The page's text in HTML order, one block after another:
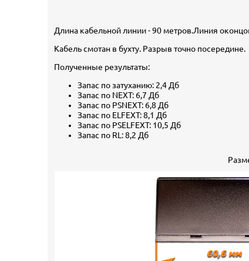
Длина кабельной линии - 90 метров.Линия
Кабель смотан в бухту. Разрыв точно посередине.
Полученные результаты:
Запас по затуханию: 2,4 Дб
Запас по NEXT: 6,7 Дб
Запас по PSNEXT: 6,8 Дб
Запас по ELFEXT: 8,1 Дб
Запас по PSELFEXT: 10,5 Дб
Запас по RL: 8,2 Дб